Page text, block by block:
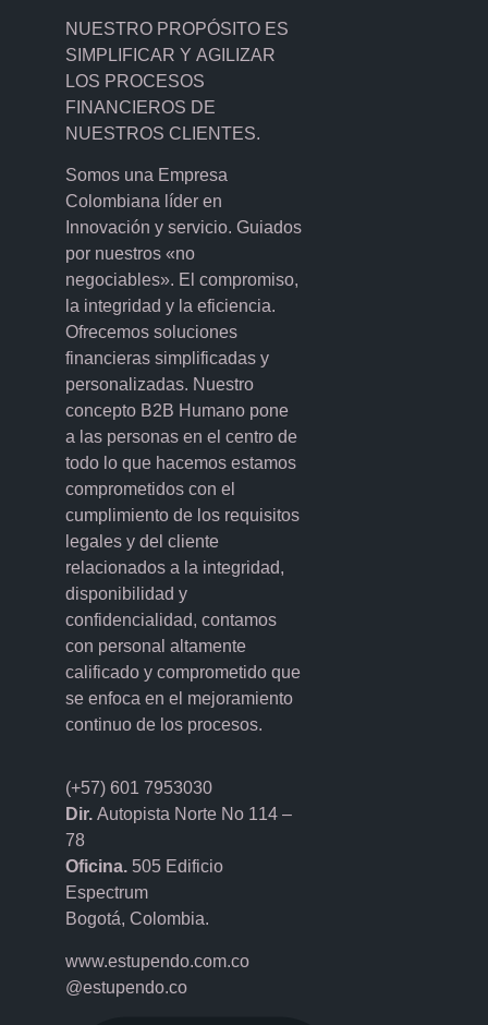
NUESTRO PROPÓSITO ES
SIMPLIFICAR Y AGILIZAR
LOS PROCESOS
FINANCIEROS DE
NUESTROS CLIENTES.
Somos una Empresa
Colombiana líder en
Innovación y servicio. Guiados
por nuestros «no
negociables». El compromiso,
la integridad y la eficiencia.
Ofrecemos soluciones
financieras simplificadas y
personalizadas. Nuestro
concepto B2B Humano pone
a las personas en el centro de
todo lo que hacemos estamos
comprometidos con el
cumplimiento de los requisitos
legales y del cliente
relacionados a la integridad,
disponibilidad y
confidencialidad, contamos
con personal altamente
calificado y comprometido que
se enfoca en el mejoramiento
continuo de los procesos.
(+57) 601 7953030
Dir. Autopista Norte No 114 –
78
Oficina. 505 Edificio
Espectrum
Bogotá, Colombia.
www.estupendo.com.co
@estupendo.co